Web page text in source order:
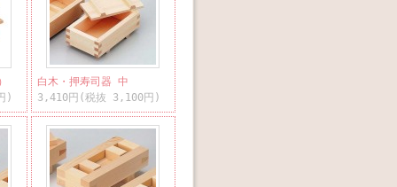
)
白木・押寿司器 中
3,410円(税抜 3,100円)